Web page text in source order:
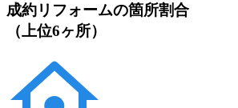
成約リフォームの箇所割合
（上位6ヶ所）